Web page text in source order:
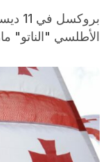
بروكسل في 11 ديسمبر/أ ش أ/ أشاد أمين عام حلف شمال
الأطلسي "الناتو"